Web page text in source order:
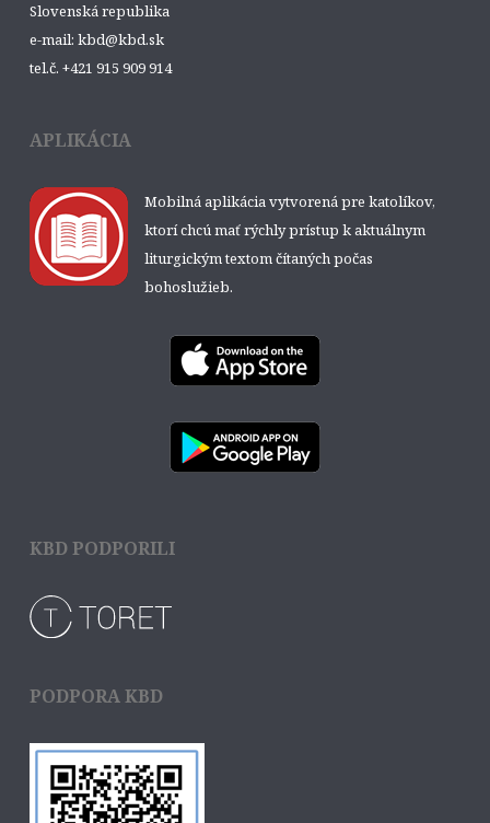
Slovenská republika
e-mail: kbd@kbd.sk
tel.č. +421 915 909 914
APLIKÁCIA
Mobilná aplikácia vytvorená pre katolíkov,
ktorí chcú mať rýchly prístup k aktuálnym
liturgickým textom čítaných počas
bohoslužieb.
KBD PODPORILI
PODPORA KBD